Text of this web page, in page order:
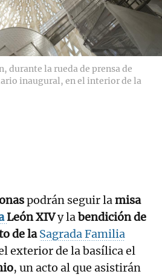
durante la rueda de prensa de
inaugural, en el interior de la
podrán seguir lamisa
León XIVy labendición de
de laSagrada Familia
exterior de la basílica el
, un acto al que asistirán